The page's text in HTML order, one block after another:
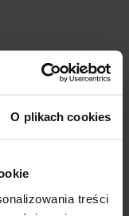
O plikach cookies
treści
prezentuje się
– na tarasie czy